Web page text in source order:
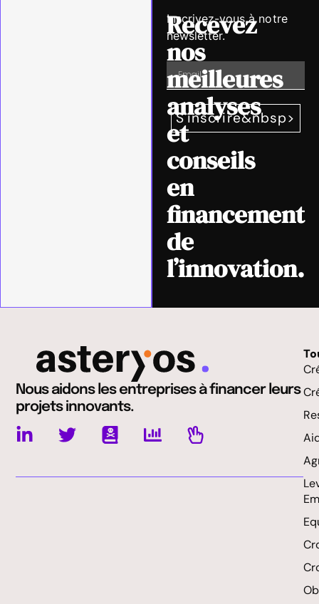
Recevez
nos
meilleures
analyses
et
conseils
en
financement
de
l’innovation.
Inscrivez-vous à notre
newsletter.
S'inscrire&nbsp>
Nous aidons les entreprises à financer leurs
projets innovants.